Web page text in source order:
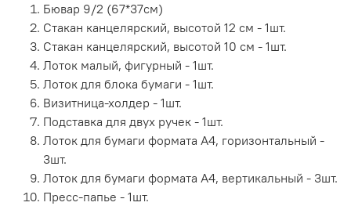
Бювар 9/2 (67*37см)
Стакан канцелярский, высотой 12 см - 1шт.
Стакан канцелярский, высотой 10 см - 1шт.
Лоток малый, фигурный - 1шт.
Лоток для блока бумаги - 1шт.
Визитница-холдер - 1шт.
Подставка для двух ручек - 1шт.
Лоток для бумаги формата А4, горизонтальный -
3шт.
Лоток для бумаги формата А4, вертикальный - 3шт.
Пресс-папье - 1шт.